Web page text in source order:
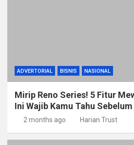
ADVERTORIAL BISNIS NASIONAL
Mirip Reno Series! 5 Fitur
Ini Wajib Kamu Tahu
2 months ago Harian Trust